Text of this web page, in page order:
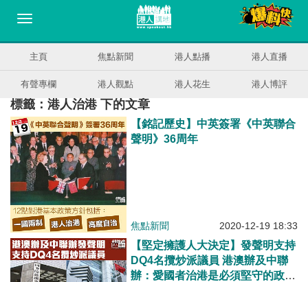
主頁 焦點新聞 港人點播 港人直播
有聲專欄 港人觀點 港人花生 港人博評
標籤：港人治港 下的文章
【銘記歷史】中英簽署《中英聯合
聲明》36周年
焦點新聞 2020-12-19 18:33
【堅定擁護人大決定】發聲明支持
DQ4名攬炒派議員 港澳辦及中聯
辦：愛國者治港是必須堅守的政治